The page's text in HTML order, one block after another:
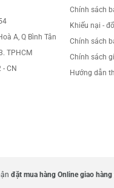
A, Q Bình Tân
TPHCM
CN
Chính sách
Khiếu nại -
Chính sách
Chính sách
Hướng dẫn
đặt mua hàng Online giao hàng